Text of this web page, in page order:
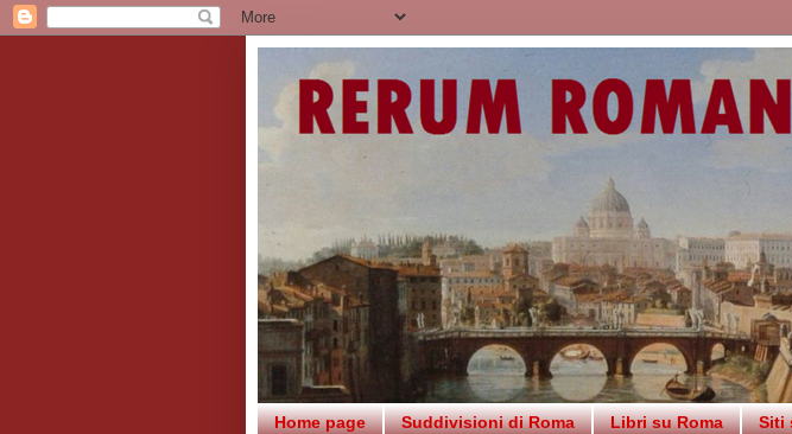
Home page Suddivisioni di Roma Libri su Roma Siti